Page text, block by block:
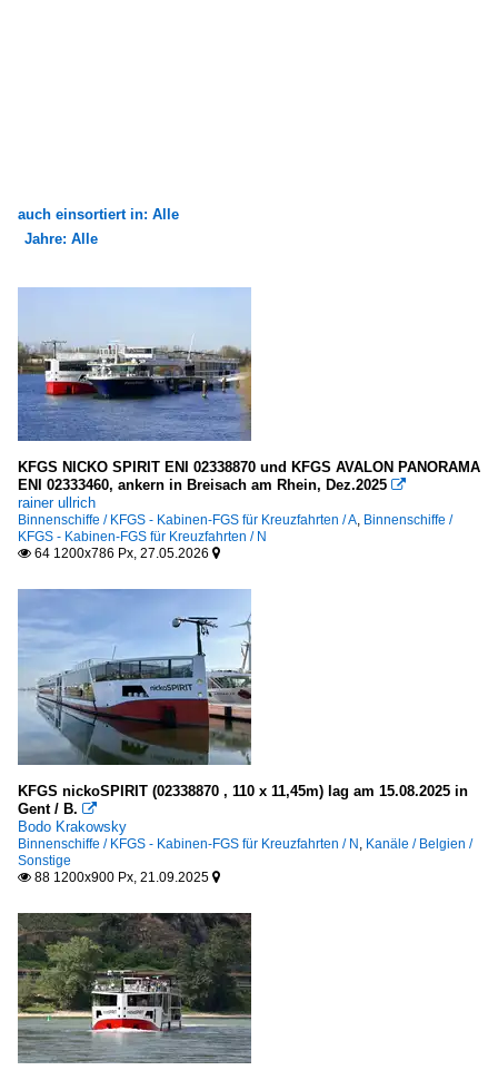
auch einsortiert in: Alle
KFGS - Kabinen-FGS für Kreuzfahrten
A
Flüsse und Seen
Europa
Donau
Kanäle
Belgien
Sonstige
Jahre: Alle
1980
1989
2000
2007
2009
2010
2010
2020
2023
KFGS NICKO SPIRIT ENI 02338870 und KFGS AVALON PANORAMA
ENI 02333460, ankern in Breisach am Rhein, Dez.2025 
rainer ullrich
Binnenschiffe / KFGS - Kabinen-FGS für Kreuzfahrten / A, Binnenschiffe /
KFGS - Kabinen-FGS für Kreuzfahrten / N
 64 1200x786 Px, 27.05.2026 
KFGS nickoSPIRIT (02338870 , 110 x 11,45m) lag am 15.08.2025 in
Gent / B. 
Bodo Krakowsky
Binnenschiffe / KFGS - Kabinen-FGS für Kreuzfahrten / N , Kanäle / Belgien /
Sonstige
 88 1200x900 Px, 21.09.2025 